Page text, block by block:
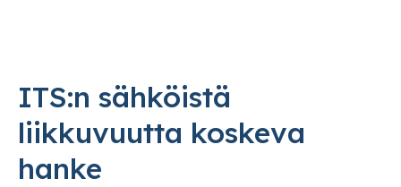
ITS:n sähköistä
liikkuvuutta koskeva
hanke